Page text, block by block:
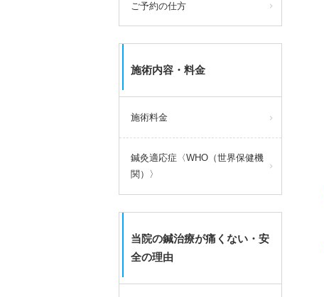
ご予約の仕方
施術内容・料金
施術料金
鍼灸適応症〈WHO（世界保健機
関）〉
当院の鍼治療が痛くない・安
全の理由